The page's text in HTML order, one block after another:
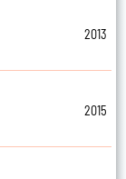
2013
2015